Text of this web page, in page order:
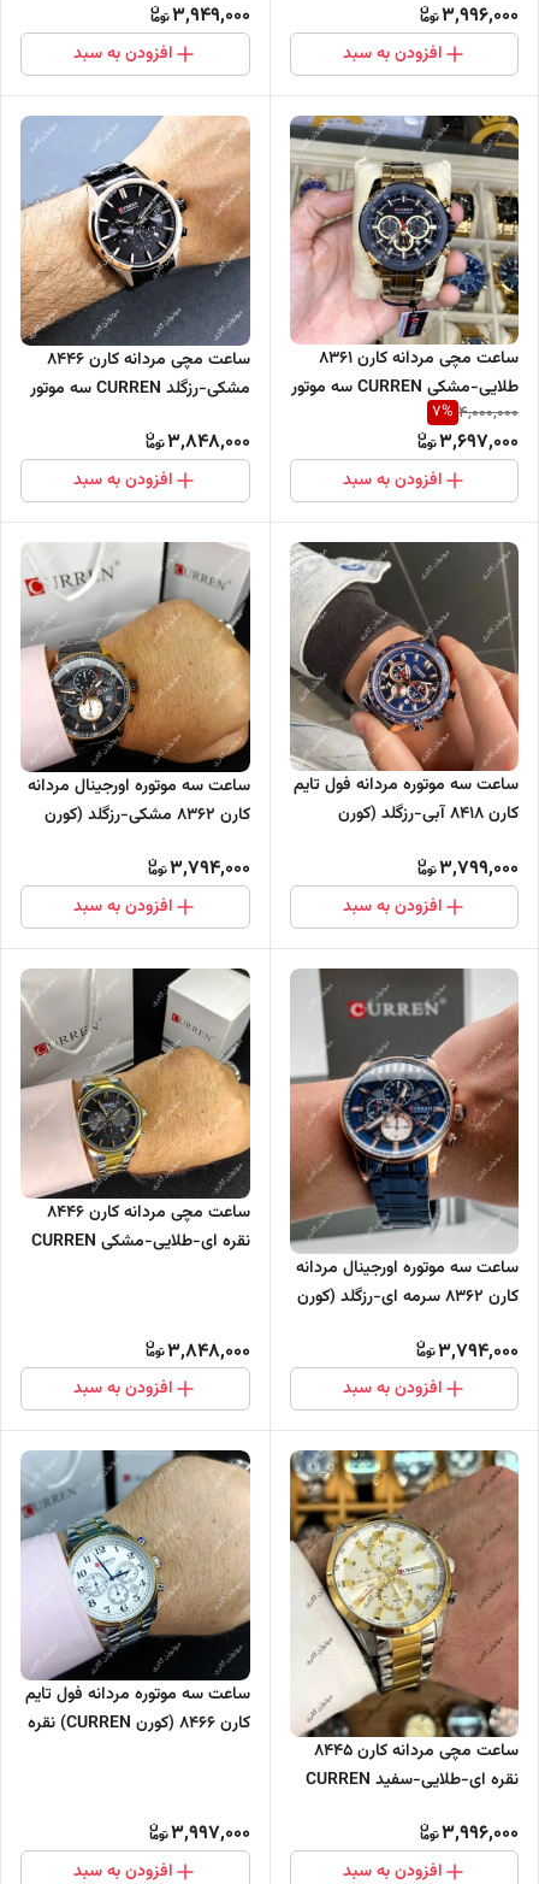
3,996,000
افزودن به سبد
3,949,000
افزودن به سبد
ساعت مچی مردانه کارن 8361
طلایی-مشکی CURREN سه موتور
فعال
4,000,000
7%
3,697,000
افزودن به سبد
ساعت مچی مردانه کارن 8446
مشکی-رزگلد CURREN سه موتور
3,848,000
افزودن به سبد
ساعت سه موتوره مردانه فول تایم
کارن 8418 آبی-رزگلد (کورن
3,799,000
افزودن به سبد
ساعت سه موتوره اورجینال مردانه
کارن 8362 مشکی-رزگلد (کورن
3,794,000
افزودن به سبد
ساعت سه موتوره اورجینال مردانه
کارن 8362 سرمه ای-رزگلد (کورن
3,794,000
افزودن به سبد
ساعت مچی مردانه کارن 8446
نقره ای-طلایی-مشکی CURREN
3,848,000
افزودن به سبد
ساعت مچی مردانه کارن 8445
نقره ای-طلایی-سفید CURREN
3,996,000
افزودن به سبد
ساعت سه موتوره مردانه فول تایم
کارن 8466 (کورن CURREN) نقره
3,997,000
افزودن به سبد